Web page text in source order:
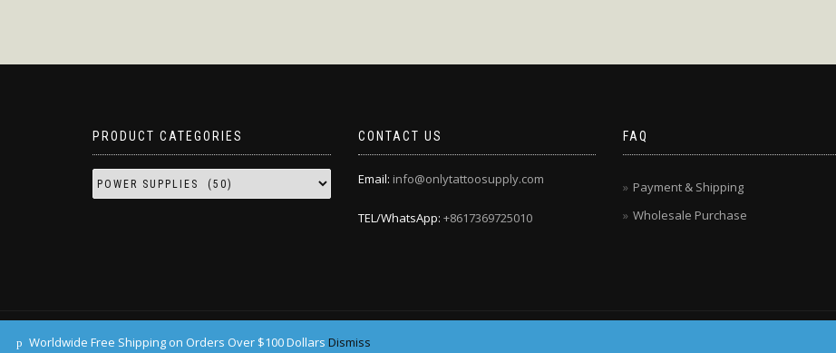
PRODUCT CATEGORIES CONTACT US
Email: info@onlytattoosupply.com
TEL/WhatsApp: +8617369725010
FAQ
Payment & Shipping
Wholesale Purchase
ShopIslepowered byWordPress
Worldwide Free Shipping on Orders Over $100 Dollars Dismiss